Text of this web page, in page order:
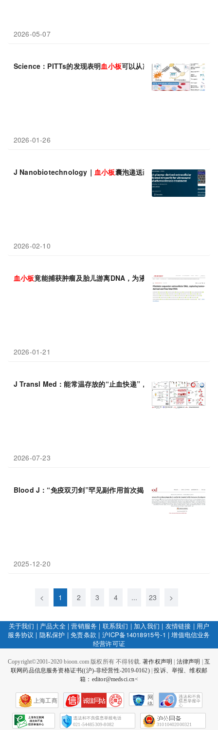
2026-05-07
Science：PITTs的发现表明血小板可以从凝血转变为驱动血管炎
2026-01-26
J Nanobiotechnology｜ 血小板囊泡递送药物实现精准诊疗
2026-02-10
血小板竟能捕获肿瘤及胎儿游离DNA，为液体活检开辟新路径
2026-01-21
J Transl Med：能常温存放的“止血快递”，冻干血小板囊泡或成
2026-07-23
Blood J：“免疫双刃剑”罕见副作用首次揭秘——0.25%患者面临
2025-12-20
< 1 2 3 4 ... 23 >
关于我们 | 产品大全|营销服务 | 联系我们 | 加入我们 | 友情链接 | 用户
服务协议 | 隐私保护 |免责条款 | 沪ICP备14018915号-1 |增值电信业务
经营许可证
Copyright©2001-2020 bioon.com 版权所有 不得转载.著作权声明 法律声明
互
联网药品信息服务资格证书((沪)-非经营性-2019-0162)|投诉、举报、维权邮
箱：editor@medsci.cn<
上海工商
网
络
会
征
021-54485309-8082 31010402000321